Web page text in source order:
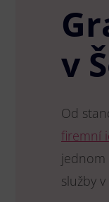
v
Od
firemní
jednom
služby